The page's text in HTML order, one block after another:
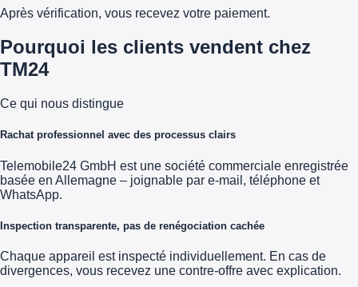
Après vérification, vous recevez votre paiement.
Pourquoi les clients vendent chez
TM24
Ce qui nous distingue
Rachat professionnel avec des processus clairs
Telemobile24 GmbH est une société commerciale enregistrée
basée en Allemagne – joignable par e-mail, téléphone et
WhatsApp.
Inspection transparente, pas de renégociation cachée
Chaque appareil est inspecté individuellement. En cas de
divergences, vous recevez une contre-offre avec explication.